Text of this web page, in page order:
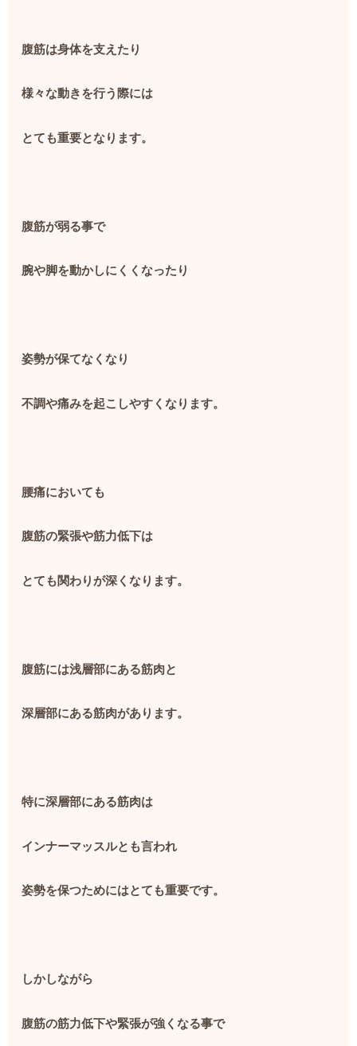
腹筋は身体を支えたり
様々な動きを行う際には
とても重要となります。
腹筋が弱る事で
腕や脚を動かしにくくなったり
姿勢が保てなくなり
不調や痛みを起こしやすくなります。
腰痛においても
腹筋の緊張や筋力低下は
とても関わりが深くなります。
腹筋には浅層部にある筋肉と
深層部にある筋肉があります。
特に深層部にある筋肉は
インナーマッスルとも言われ
姿勢を保つためにはとても重要です。
しかしながら
腹筋の筋力低下や緊張が強くなる事で